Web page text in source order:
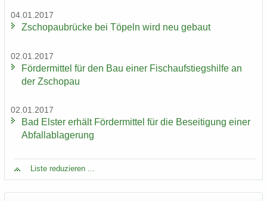
04.01.2017
Zscho­pau­brü­cke bei Tö­peln wird neu ge­baut
02.01.2017
För­der­mit­tel für den Bau einer Fisch­auf­stiegs­hil­fe an
der Zscho­pau
02.01.2017
Bad Els­ter er­hält För­der­mit­tel für die Be­sei­ti­gung einer
Ab­fall­ab­la­ge­rung
Liste re­du­zie­ren ...